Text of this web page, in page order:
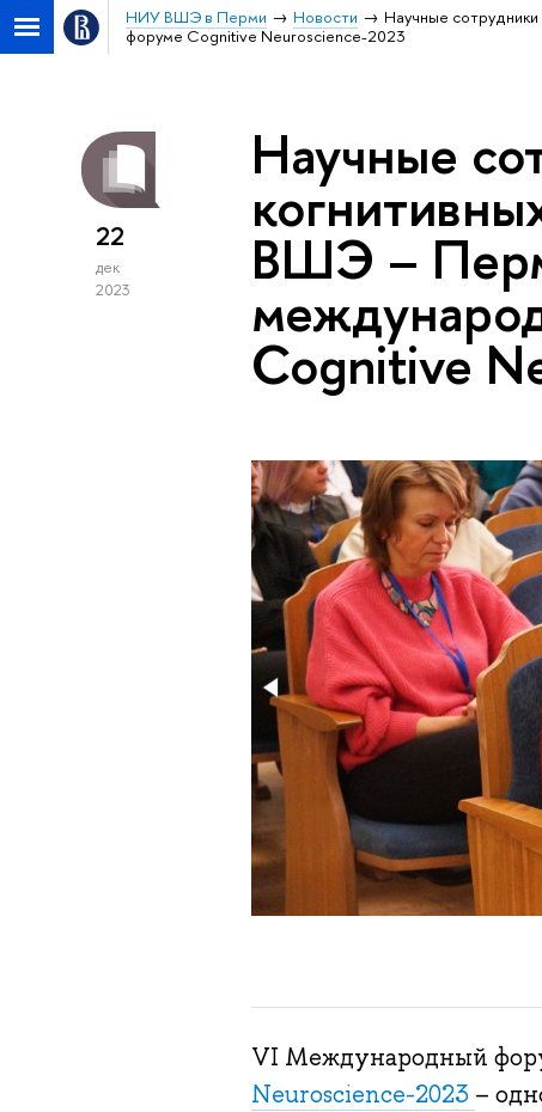
НИУ ВШЭ в Перми Новости
Научные
форуме Cognitive Neuroscience-2023
22
дек
2023
Научные
ВШЭ –
Cognitive
VI Международный
Neuroscience-2023 –